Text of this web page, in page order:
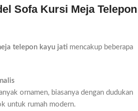
Sofa Kursi Meja Telepon
telepon kayu jati mencakup beberapa
ornamen, biasanya dengan dudukan
untuk rumah modern.